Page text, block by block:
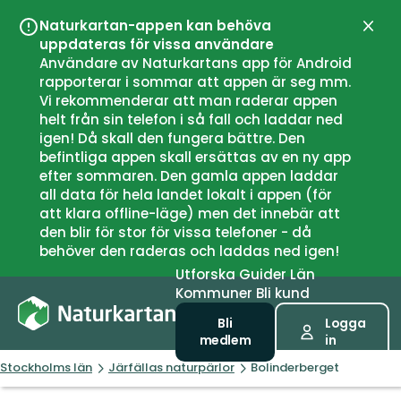
Naturkartan-appen kan behöva
uppdateras för vissa användare
Användare av Naturkartans app för Android
rapporterar i sommar att appen är seg mm.
Vi rekommenderar att man raderar appen
helt från sin telefon i så fall och laddar ned
igen! Då skall den fungera bättre. Den
befintliga appen skall ersättas av en ny app
efter sommaren. Den gamla appen laddar
all data för hela landet lokalt i appen (för
att klara offline-läge) men det innebär att
den blir för stor för vissa telefoner - då
behöver den raderas och laddas ned igen!
UtforskaGuiderLän
Kommuner Bli kund
Bli
medlem
Logga
in
Stockholms län Järfällas naturpärlor Bolinderberget